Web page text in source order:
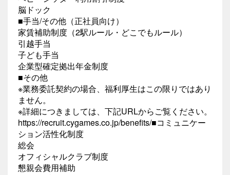
脳ドック
■手当/その他（正社員向け）
家賃補助制度（2駅ルール・どこでもルール）
引越手当
子ども手当
企業型確定拠出年金制度
■その他
※業務委託契約の場合、福利厚生はこの限りではあり
ません。
※詳細につきましては、下記URLからご覧ください。
https://recruit.cygames.co.jp/benefits/■コミュニケー
ション活性化制度
総会
オフィシャルクラブ制度
懇親会費用補助